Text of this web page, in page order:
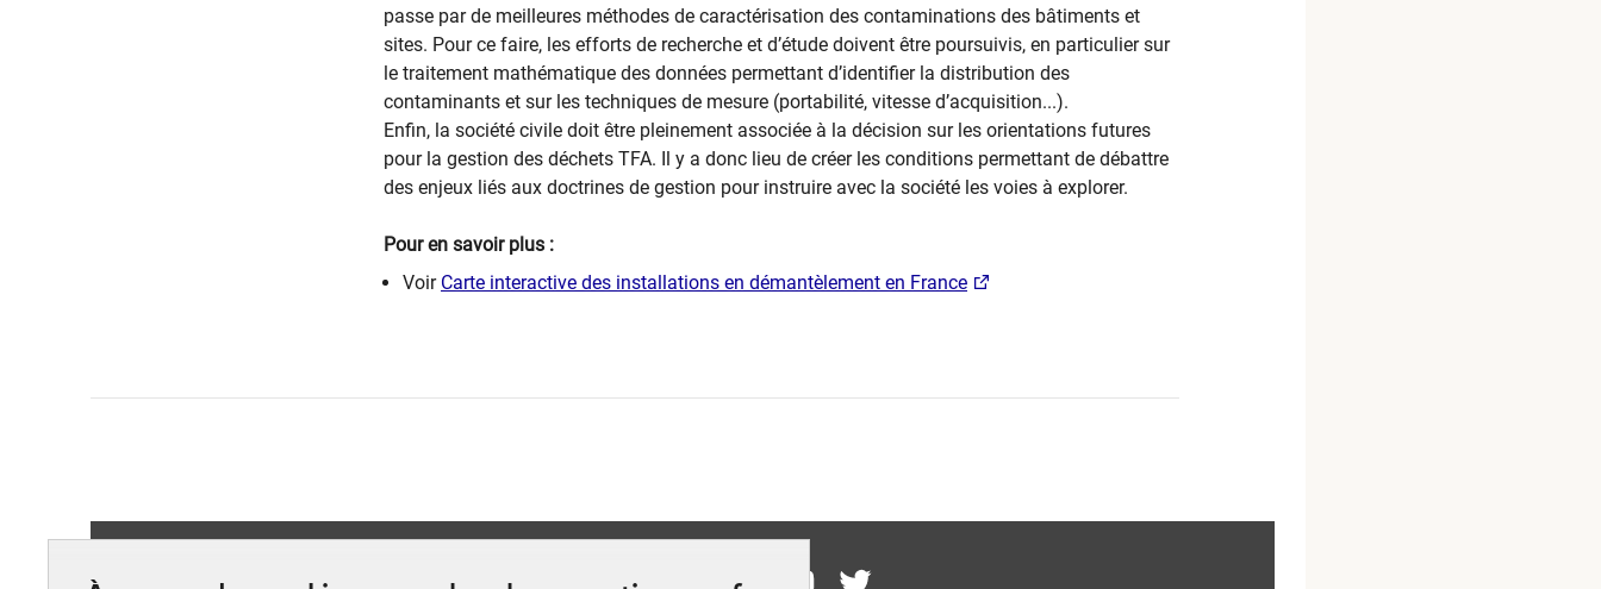
passe par de meilleures méthodes de caractérisation des contaminations des bâtiments et
sites. Pour ce faire, les efforts de recherche et d’étude doivent être poursuivis, en particulier sur
le traitement mathématique des données permettant d’identifier la distribution des
contaminants et sur les techniques de mesure (portabilité, vitesse d’acquisition...).
Enfin, la société civile doit être pleinement associée à la décision sur les orientations futures
pour la gestion des déchets TFA. Il y a donc lieu de créer les conditions permettant de débattre
des enjeux liés aux doctrines de gestion pour instruir​e avec la société les voies à explorer.
Pour en savoir plus :
Voir Carte interactive des installations en démantèlement en France
Suivez-nous